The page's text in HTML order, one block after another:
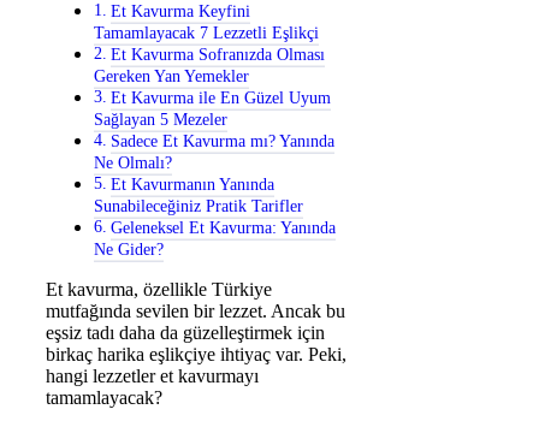
Et Kavurma Keyfini
Tamamlayacak 7 Lezzetli Eşlikçi
Et Kavurma Sofranızda Olması
Gereken Yan Yemekler
Et Kavurma ile En Güzel Uyum
Sağlayan 5 Mezeler
Sadece Et Kavurma mı? Yanında
Ne Olmalı?
Et Kavurmanın Yanında
Sunabileceğiniz Pratik Tarifler
Geleneksel Et Kavurma: Yanında
Ne Gider?
Et kavurma, özellikle Türkiye
mutfağında sevilen bir lezzet. Ancak bu
eşsiz tadı daha da güzelleştirmek için
birkaç harika eşlikçiye ihtiyaç var. Peki,
hangi lezzetler et kavurmayı
tamamlayacak?